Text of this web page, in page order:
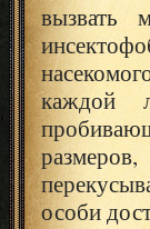
вызвать
каждой
особи